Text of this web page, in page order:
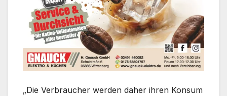
„Die Verbraucher werden daher ihren Konsum